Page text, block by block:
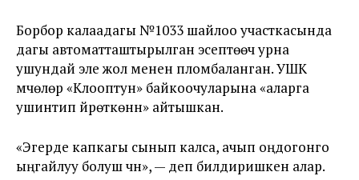
Борбор калаадагы №1033 шайлоо участкасында
дагы автоматташтырылган эсептөөчү урна
ушундай эле жол менен пломбаланган. УШК
мүчөлөрү «Клооптун» байкоочуларына «аларга
ушинтип үйрөткөнүн» айтышкан.
«Эгерде капкагы сынып калса, ачып оңдогонго
ыңгайлуу болуш үчүн», — деп билдиришкен алар.